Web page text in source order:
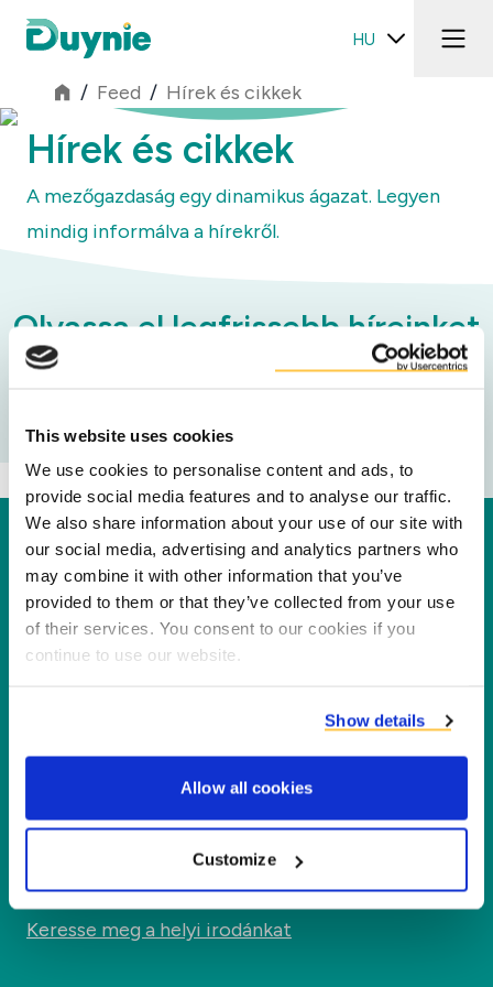
This website uses cookies
We use cookies to personalise content and ads, to
provide social media features and to analyse our traffic.
We also share information about your use of our site with
our social media, advertising and analytics partners who
may combine it with other information that you’ve
provided to them or that they’ve collected from your use
of their services. You consent to our cookies if you
continue to use our website.
Show details
Allow all cookies
Customize
HU
/ Feed / Hírek és cikkek
Hírek és cikkek
A mezőgazdaság egy dinamikus ágazat. Legyen
mindig informálva a hírekről.
Olvassa el legfrissebb híreinket
Duynie
A Duynie vezető szerepet tölt be abban, hogy új
értéket teremtsen partnereink és a környezet
számára a melléktermékek új termékekké,
Szegmensek
Keresse meg a helyi irodánkat